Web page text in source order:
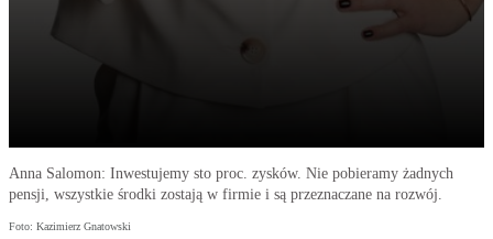
Anna Salomon: Inwestujemy sto proc. zysków. Nie pobieramy żadnych
pensji, wszystkie środki zostają w firmie i są przeznaczane na rozwój.
Foto: Kazimierz Gnatowski